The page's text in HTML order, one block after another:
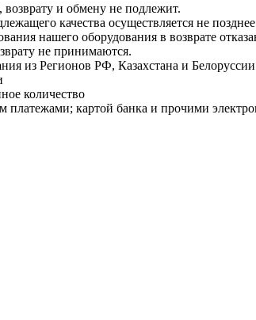
и обмену не подлежит.
качества осуществляется не
нашего оборудования в возврате
не принимаются.
из Регионов РФ, Казахстана и
количество
картой банка и прочими